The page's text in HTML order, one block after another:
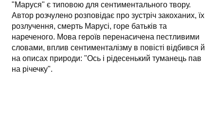
"Маруся" є типовою для сентиментального твору.
Автор розчулено розповідає про зустріч закоханих, їх
розлучення, смерть Марусі, горе батьків та
нареченого. Мова героїв перенасичена пестливими
словами, вплив сентименталізму в повісті відбився й
на описах природи: "Ось і рідесенький туманець пав
на річечку".